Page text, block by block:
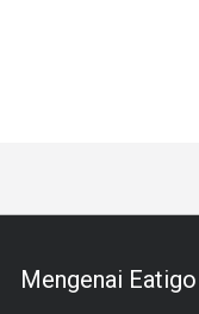
Mengenai Eatigo